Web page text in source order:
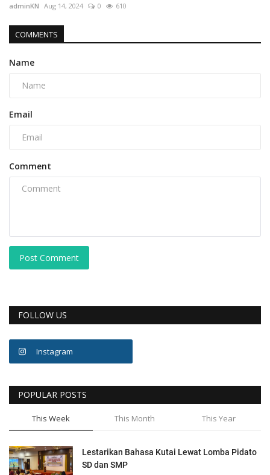
adminKN Aug 14, 2024 0 610
COMMENTS
Name
Email
Comment
Post Comment
FOLLOW US
Instagram
POPULAR POSTS
This Week This Month This Year
Lestarikan Bahasa Kutai Lewat Lomba Pidato
SD dan SMP